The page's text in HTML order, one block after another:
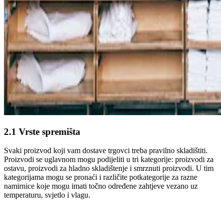
2.1 Vrste spremišta
Svaki proizvod koji vam dostave trgovci treba pravilno skladištiti.
Proizvodi se uglavnom mogu podijeliti u tri kategorije: proizvodi za
ostavu, proizvodi za hladno skladištenje i smrznuti proizvodi. U tim
kategorijama mogu se pronaći i različite potkategorije za razne
namirnice koje mogu imati točno određene zahtjeve vezano uz
temperaturu, svjetlo i vlagu.